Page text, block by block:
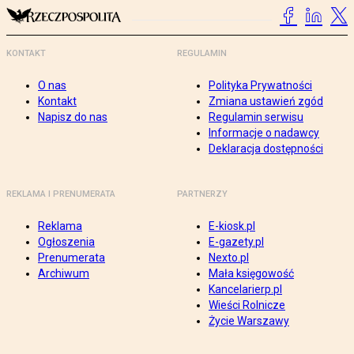
KONTAKT
O nas
Kontakt
Napisz do nas
REGULAMIN
Polityka Prywatności
Zmiana ustawień zgód
Regulamin serwisu
Informacje o nadawcy
Deklaracja dostępności
REKLAMA I PRENUMERATA
Reklama
Ogłoszenia
Prenumerata
Archiwum
PARTNERZY
E-kiosk.pl
E-gazety.pl
Nexto.pl
Mała księgowość
Kancelarierp.pl
Wieści Rolnicze
Życie Warszawy